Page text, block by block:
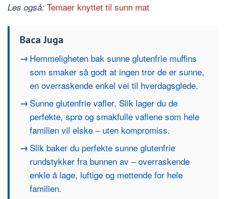
Les også: Temaer knyttet til sunn mat
Baca Juga
Hemmeligheten bak sunne glutenfrie muffins
som smaker så godt at ingen tror de er sunne,
en overraskende enkel vei til hverdagsglede.
Sunne glutenfrie vafler, Slik lager du de
perfekte, sprø og smakfulle vaflene som hele
familien vil elske – uten kompromiss.
Slik baker du perfekte sunne glutenfrie
rundstykker fra bunnen av – overraskende
enkle å lage, luftige og mettende for hele
familien.